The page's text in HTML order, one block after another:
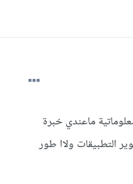
ماعندي خبرة
التطبيقات ولاا طور